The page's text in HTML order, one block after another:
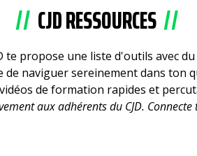
CJD RESSOURCES
te propose une liste d'outils avec
de naviguer sereinement dans ton
de formation rapides et
aux adhérents du CJD.